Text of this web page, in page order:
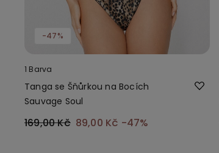
-47%
1 Barva
Tanga se Šňůrkou na Bocích
Sauvage Soul
169,00 Kč 89,00 Kč -47%